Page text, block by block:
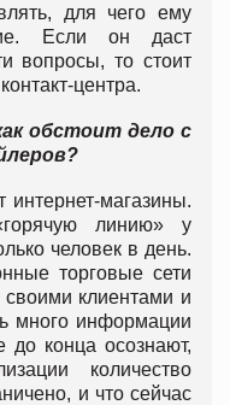
для чего ему
Если он даст
вопросы, то стоит
центра.
обстоит дело с
магазины.
линию» у
человек в день.
торговые сети
клиентами и
много информации
конца осознают,
количество
и что сейчас